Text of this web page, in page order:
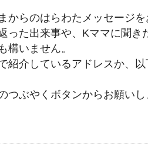
からのはらわたメッセージ
った出来事や、Kママに聞き
構いません。
紹介しているアドレスか、
つぶやくボタンからお願い